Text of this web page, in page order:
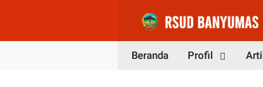
Beranda Profil